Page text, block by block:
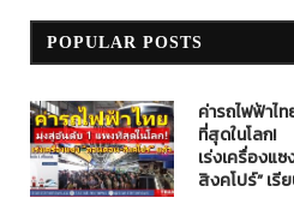
“สุรพงษ์”เข้ม!การรถไฟฯดูแลปชช.ช่วง
เทศกาลปีใหม่ เพิ่มขบวนรถพิเศษ 12 ขบวน
POPULAR POSTS
ค่ารถไฟฟ้าไ
ที่สุดในโลก!
เร่งเครื่องแ
สิงคโปร์” เรี